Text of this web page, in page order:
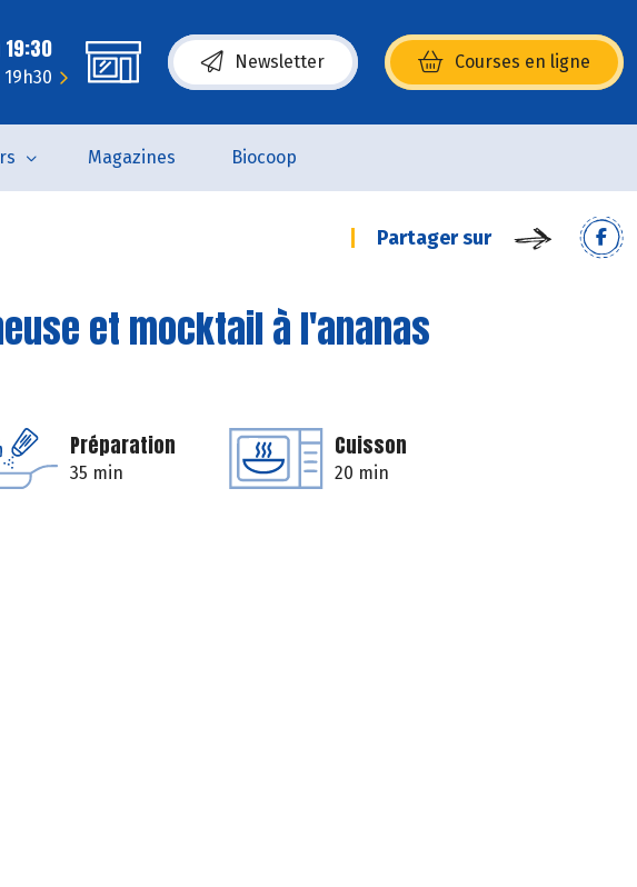
Newsletter Courses en ligne
(s’ouvre dans une nouvelle fenêtre)
Magazines Biocoop
Partager sur
et mocktail à l'ananas
Préparation
35 min
Cuisson
20 min